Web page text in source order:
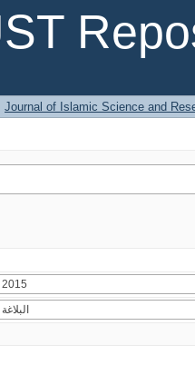
Journal of Islamic Science and